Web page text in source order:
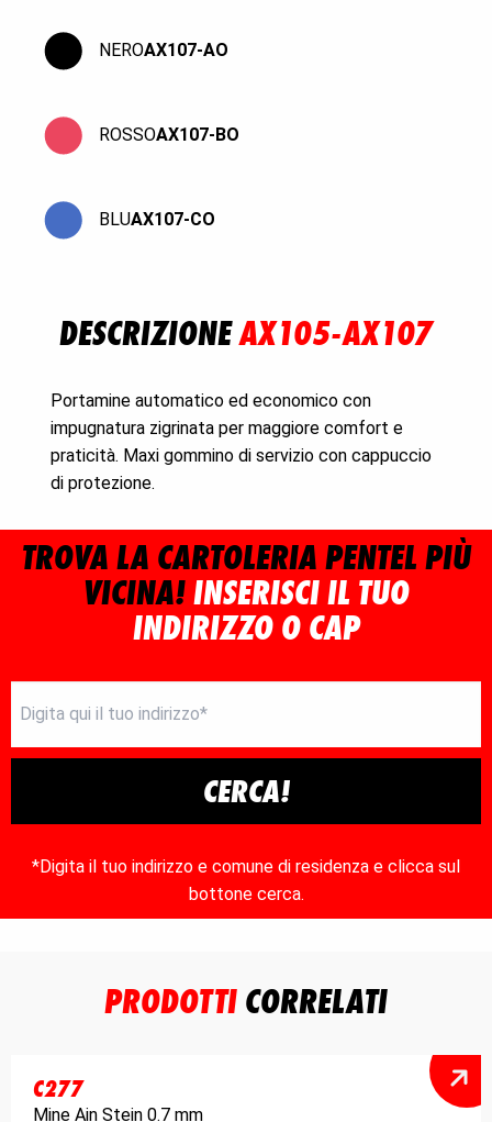
NEROAX107-AO
ROSSOAX107-BO
BLUAX107-CO
DESCRIZIONEAX105-AX107
Portamine automatico ed economico con
impugnatura zigrinata per maggiore comfort e
praticità. Maxi gommino di servizio con cappuccio
di protezione.
TROVA LA CARTOLERIA PENTEL PIÙ
VICINA!INSERISCI IL TUO
INDIRIZZO O CAP
CERCA!
*Digita il tuo indirizzo e comune di residenza e clicca sul
bottone cerca.
PRODOTTICORRELATI
C277
Mine Ain Stein 0.7 mm